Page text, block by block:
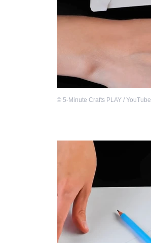
© 5-Minute Crafts PLAY / YouTube